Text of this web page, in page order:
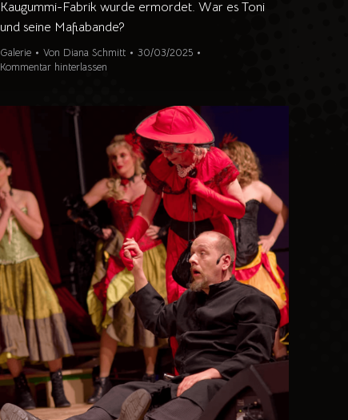
Kaugummi-Fabrik wurde ermordet. War es Toni
und seine Mafiabande?
Galerie Von Diana Schmitt
30/03/2025
Kommentar hinterlassen